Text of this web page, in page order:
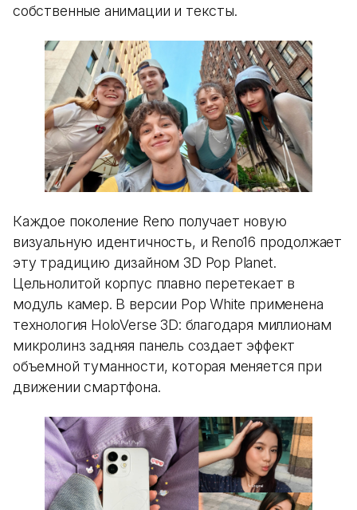
собственные анимации и тексты.
Каждое поколение Reno получает новую
визуальную идентичность, и Reno16 продолжает
эту традицию дизайном 3D Pop Planet.
Цельнолитой корпус плавно перетекает в
модуль камер. В версии Pop White применена
технология HoloVerse 3D: благодаря миллионам
микролинз задняя панель создает эффект
объемной туманности, которая меняется при
движении смартфона.